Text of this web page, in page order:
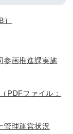
参画推進課実施
PDFファイル：
管理運営状況